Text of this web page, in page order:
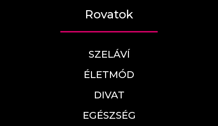
Rovatok
SZELÁVÍ
ÉLETMÓD
DIVAT
EGÉSZSÉG